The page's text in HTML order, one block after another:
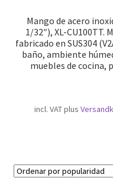
Mango de acero
1/32″), XL-CU100TT.
fabricado en SUS304
baño, ambiente
muebles de cocina,
incl. VATplus